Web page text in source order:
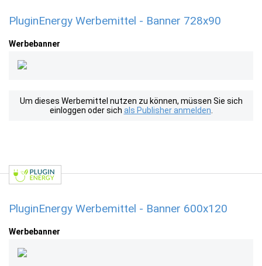
PluginEnergy Werbemittel - Banner 728x90
Werbebanner
Um dieses Werbemittel nutzen zu können, müssen Sie sich
einloggen oder sich als Publisher anmelden
PluginEnergy Werbemittel - Banner 600x120
Werbebanner